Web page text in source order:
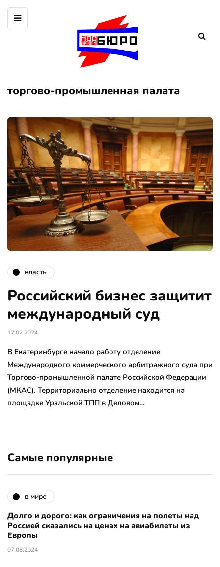
торгово-промышленная палата
власть
Российский бизнес защитит
международный суд
17.02.2024
В Екатеринбурге начало работу отделение
Международного коммерческого арбитражного суда при
Торгово-промышленной палате Российской Федерации
(МКАС). Территориально отделение находится на
площадке Уральской ТПП в Деловом…
Самые популярные
в мире
Долго и дорого: как ограничения на полеты над
Россией сказались на ценах на авиабилеты из
Европы
07.08.2024